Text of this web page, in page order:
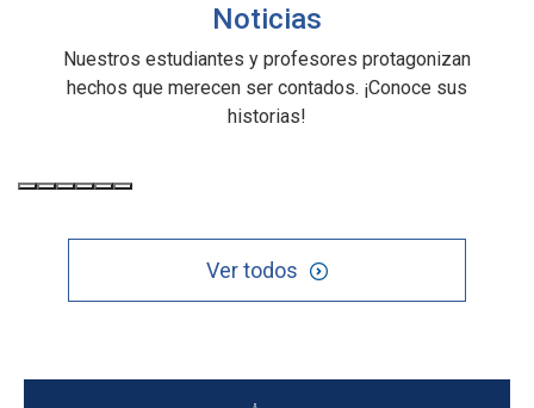
Noticias
Nuestros estudiantes y profesores protagonizan
hechos que merecen ser contados. ¡Conoce sus
historias!
Ver todos